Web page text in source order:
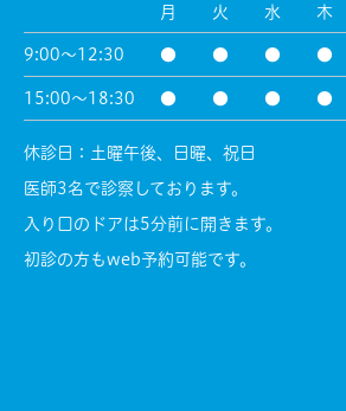
月 火 水 木
9:00～12:30 ● ● ● ●
15:00～18:30 ● ● ● ●
休診日：土曜午後、日曜、祝日
医師3名で診察しております。
入り口のドアは5分前に開きます。
初診の方もweb予約可能です。